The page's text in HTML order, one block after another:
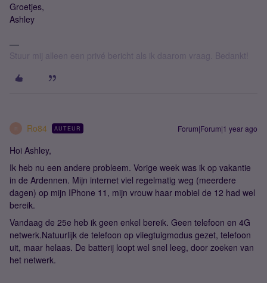
Groetjes,
Ashley
Stuur mij alleen een privé bericht als ik daarom vraag. Bedankt!
R Ro84 AUTEUR Forum|Forum|1 year ago
Hoi Ashley,
Ik heb nu een andere probleem. Vorige week was ik op vakantie
in de Ardennen. Mijn internet viel regelmatig weg (meerdere
dagen) op mijn IPhone 11, mijn vrouw haar mobiel de 12 had wel
bereik.
Vandaag de 25e heb ik geen enkel bereik. Geen telefoon en 4G
netwerk.Natuurlijk de telefoon op vliegtuigmodus gezet, telefoon
uit, maar helaas. De batterij loopt wel snel leeg, door zoeken van
het netwerk.